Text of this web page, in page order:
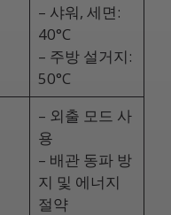
– 샤워, 세면:
40°C
– 주방 설거지:
50°C
– 외출 모드 사
용
– 배관 동파 방
지 및 에너지
절약